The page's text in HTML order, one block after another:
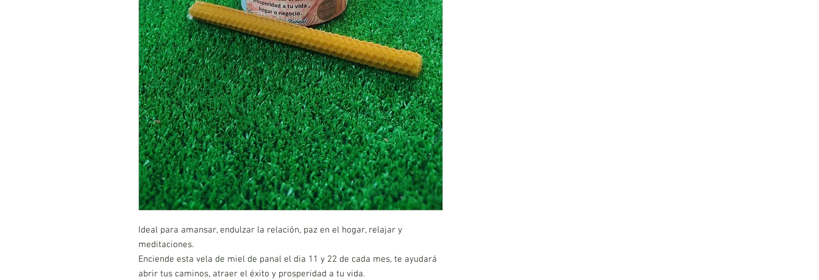
Ideal para amansar, endulzar la relación, paz en el hogar, relajar y
meditaciones.
Enciende esta vela de miel de panal el dia 11 y 22 de cada mes, te ayudará
abrir tus caminos, atraer el éxito y prosperidad a tu vida.